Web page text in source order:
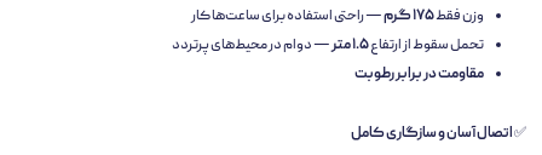
وزن فقط۱۷۵ گرم
— راحتی استفاده برای ساعت‌ها کار
تحمل سقوط از ارتفاع۱.۵ متر
— دوام در محیط‌های پرتردد
مقاومت در برابر رطوبت
✅اتصال آسان و سازگاری کامل